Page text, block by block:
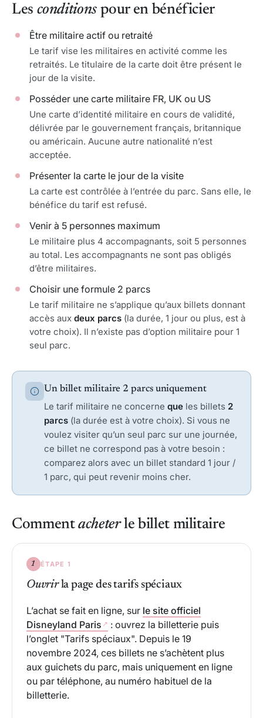
Les conditionspour en bénéficier
Être militaire actif ou retraité
Le tarif vise les militaires en activité comme les
retraités. Le titulaire de la carte doit être présent le
jour de la visite.
Posséder une carte militaire FR, UK ou US
Une carte d’identité militaire en cours de validité,
délivrée par le gouvernement français, britannique
ou américain. Aucune autre nationalité n’est
acceptée.
Présenter la carte le jour de la visite
La carte est contrôlée à l’entrée du parc. Sans elle, le
bénéfice du tarif est refusé.
Venir à 5 personnes maximum
Le militaire plus 4 accompagnants, soit 5 personnes
au total. Les accompagnants ne sont pas obligés
d’être militaires.
Choisir une formule 2 parcs
Le tarif militaire ne s’applique qu’aux billets donnant
accès aux deux parcs (la durée, 1 jour ou plus, est à
votre choix). Il n’existe pas d’option militaire pour 1
seul parc.
Un billet militaire 2 parcs uniquement
Le tarif militaire ne concerne que les billets 2
parcs (la durée est à votre choix). Si vous ne
voulez visiter qu’un seul parc sur une journée,
ce billet ne correspond pas à votre besoin :
comparez alors avec un billet standard 1 jour /
1 parc, qui peut revenir moins cher.
Commentacheterle billet militaire
1 ÉTAPE 1
Ouvrirla page des tarifs spéciaux
L’achat se fait en ligne, sur le site officiel
Disneyland Paris
: ouvrez la billetterie puis
l’onglet "Tarifs spéciaux". Depuis le 19
novembre 2024, ces billets ne s’achètent plus
aux guichets du parc, mais uniquement en ligne
ou par téléphone, au numéro habituel de la
billetterie.